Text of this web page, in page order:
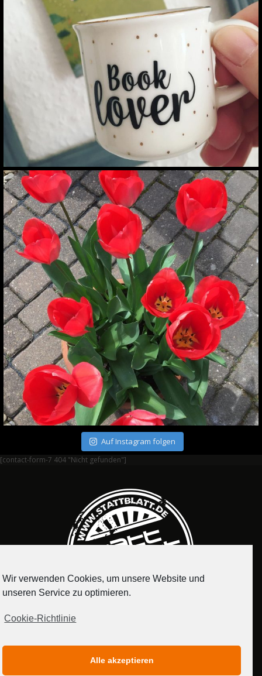
Auf Instagram folgen
[contact-form-7 404 "Nicht gefunden"]
MEDIADATEN
Wir verwenden Cookies, um unsere Website und
unseren Service zu optimieren.
Cookie-Richtlinie
Alle akzeptieren